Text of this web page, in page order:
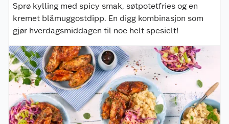
Sprø kylling med spicy smak, søtpotetfries og en
kremet blåmuggostdipp. En digg kombinasjon som
gjør hverdagsmiddagen til noe helt spesielt!